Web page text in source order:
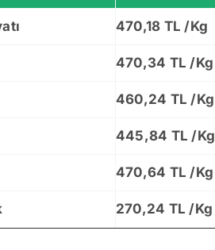
470,18 TL /Kg
470,34 TL /Kg
460,24 TL /Kg
445,84 TL /Kg
470,64 TL /Kg
270,24 TL /Kg